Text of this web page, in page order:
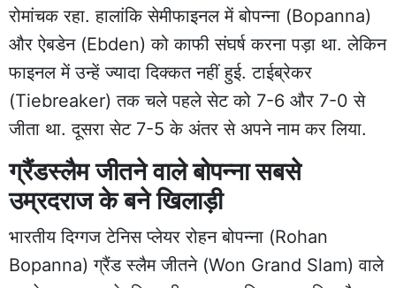
रोमांचक रहा. हालांकि सेमीफाइनल में बोपन्ना (Bopanna)
और ऐबडेन (Ebden) को काफी संघर्ष करना पड़ा था. लेकिन
फाइनल में उन्हें ज्यादा दिक्कत नहीं हुई. टाईब्रेकर
(Tiebreaker) तक चले पहले सेट को 7-6 और 7-0 से
जीता था. दूसरा सेट 7-5 के अंतर से अपने नाम कर लिया.
ग्रैंडस्लैम जीतने वाले बोपन्ना सबसे
उम्रदराज के बने खिलाड़ी
भारतीय दिग्गज टेनिस प्लेयर रोहन बोपन्ना (Rohan
Bopanna) ग्रैंड स्लैम जीतने (Won Grand Slam) वाले